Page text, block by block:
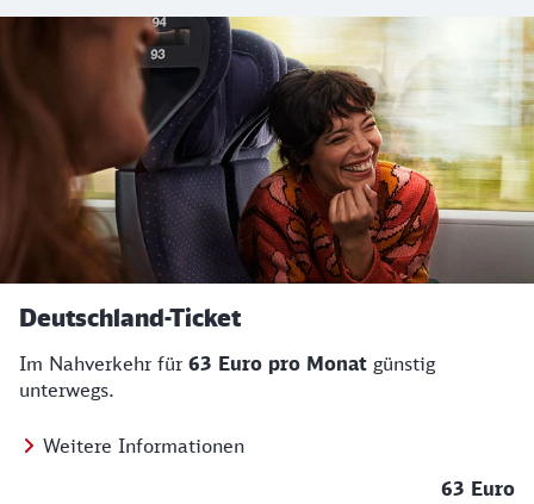
Regionales Angebot
Deutschland-Ticket
Im Nahverkehr für 63 Euro pro Monat günstig
unterwegs.
Weitere Informationen
63 Euro